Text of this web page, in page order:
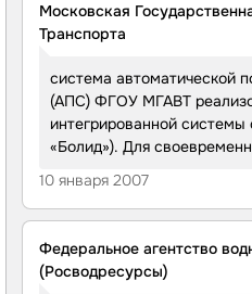
Московская
Транспорта
система автоматической
(АПС) ФГОУ МГАВТ
интегрированной
«Болид»). Для
с целью повышения
противопожарной защиты,
пожарных извещателей.
включены в шлейфы
10 января 2007
Федеральное агентство
(Росводресурсы)